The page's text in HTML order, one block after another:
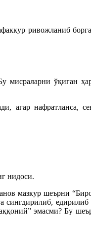
ривожланиб
ўқиган
агар нафратланса,
нидоси.
мазкур шеърни
эмасми? Бу